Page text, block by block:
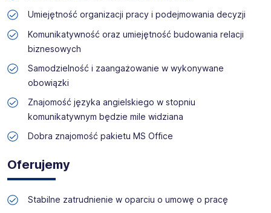
Umiejętność organizacji pracy i podejmowania decyzji
Komunikatywność oraz umiejętność budowania relacji
biznesowych
Samodzielność i zaangażowanie w wykonywane
obowiązki
Znajomość języka angielskiego w stopniu
komunikatywnym będzie mile widziana
Dobra znajomość pakietu MS Office
Oferujemy
Stabilne zatrudnienie w oparciu o umowę o pracę